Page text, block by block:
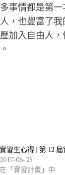
事情都是第
，也豐富了我
加入自由人
實習生心得 | 第 12
2017-06-25
在「實習計畫」中